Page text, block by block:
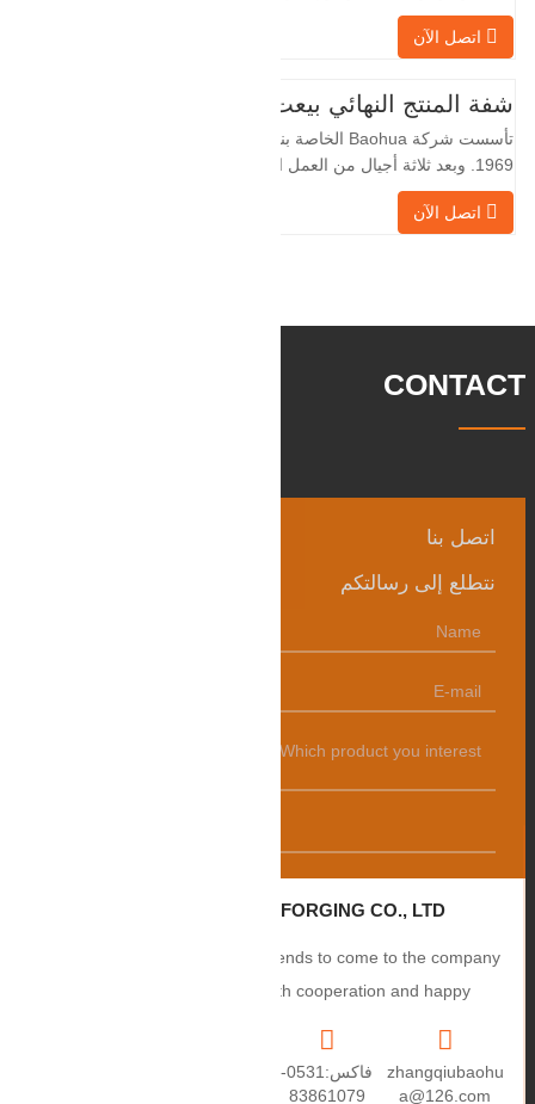
الخاصة بنا بمعالجة الفلنجات في حقول النفط
لسنوات عديدة وتقوم بتصديرها بشكل غير
لأن الصناعة المحلية ليست مثالية، فإننا نريد
الاستيراد والتصدير مباشرة مع العملاء
الأجانب،
اتصل الآن
شفة المنتج النهائي بيعت
تأسست شركة Baohua الخاصة بنا في عام
1969. وبعد ثلاثة أجيال من العمل الشاق،
وتوليد طاقة الرياح وقطع
اتصل الآن
CONTACT
اتصل بنا
نتطلع إلى رسالتكم
ZHANGQIU BAOHUA FORGING CO., LTD.
Sincerely welcome users and friends to come to the company
فاكس:0531-
83861079
zhangqiubaohu
a@126.com